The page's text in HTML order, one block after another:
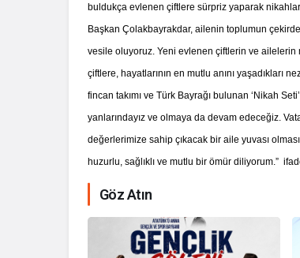
buldukça evlenen çiftlere sürpriz yaparak
Başkan Çolakbayrakdar, ailenin toplumun
vesile oluyoruz. Yeni evlenen çiftlerin ve ailelerin
çiftlere, hayatlarının en mutlu anını yaşadıkları
fincan takımı ve Türk Bayrağı bulunan ‘Nikah
yanlarındayız ve olmaya da devam edeceğiz.
değerlerimize sahip çıkacak bir aile yuvası
huzurlu, sağlıklı ve mutlu bir ömür diliyorum.”
Göz Atın